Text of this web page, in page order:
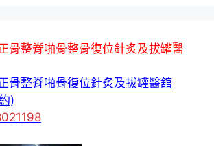
骨整脊啪骨整骨復位針炙及拔罐醫
骨整脊啪骨復位針炙及拔罐醫舘
)